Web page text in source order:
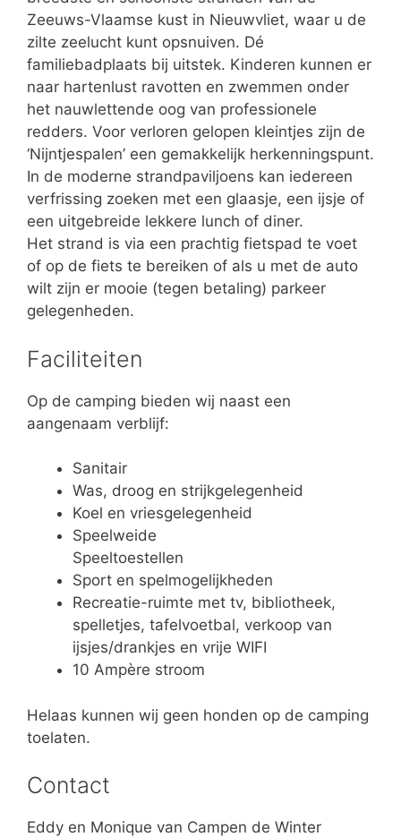
Zeeuws-Vlaamse kust in Nieuwvliet, waar u de
zilte zeelucht kunt opsnuiven. Dé
familiebadplaats bij uitstek. Kinderen kunnen er
naar hartenlust ravotten en zwemmen onder
het nauwlettende oog van professionele
redders. Voor verloren gelopen kleintjes zijn de
‘Nijntjespalen’ een gemakkelijk herkenningspunt.
In de moderne strandpaviljoens kan iedereen
verfrissing zoeken met een glaasje, een ijsje of
een uitgebreide lekkere lunch of diner.
Het strand is via een prachtig fietspad te voet
of op de fiets te bereiken of als u met de auto
wilt zijn er mooie (tegen betaling) parkeer
gelegenheden.
Faciliteiten
Op de camping bieden wij naast een
aangenaam verblijf:
Sanitair
Was, droog en strijkgelegenheid
Koel en vriesgelegenheid
Speelweide
Speeltoestellen
Sport en spelmogelijkheden
Recreatie-ruimte met tv, bibliotheek,
spelletjes, tafelvoetbal, verkoop van
ijsjes/drankjes en vrije WIFI
10 Ampère stroom
Helaas kunnen wij geen honden op de camping
toelaten.
Contact
Eddy en Monique van Campen de Winter